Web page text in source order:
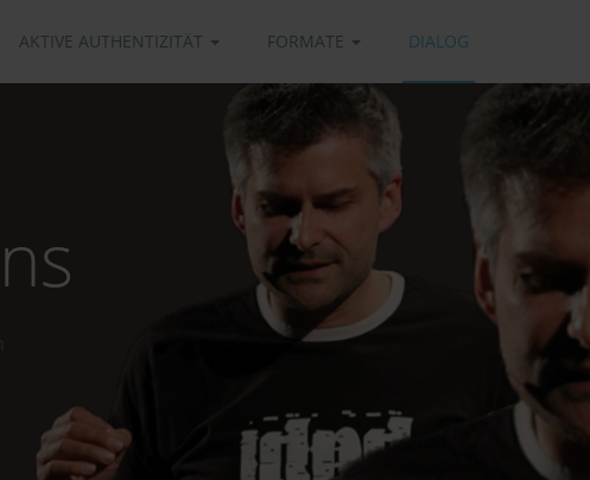
AKTIVE AUTHENTIZITÄT FORMATE DIALOG